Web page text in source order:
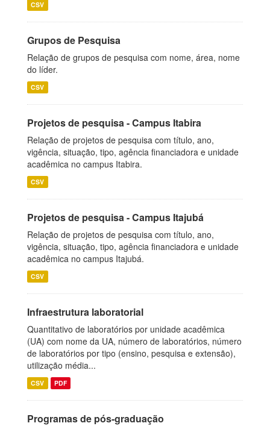
CSV
Grupos de Pesquisa
Relação de grupos de pesquisa com nome, área, nome
do líder.
CSV
Projetos de pesquisa - Campus Itabira
Relação de projetos de pesquisa com título, ano,
vigência, situação, tipo, agência financiadora e unidade
acadêmica no campus Itabira.
CSV
Projetos de pesquisa - Campus Itajubá
Relação de projetos de pesquisa com título, ano,
vigência, situação, tipo, agência financiadora e unidade
acadêmica no campus Itajubá.
CSV
Infraestrutura laboratorial
Quantitativo de laboratórios por unidade acadêmica
(UA) com nome da UA, número de laboratórios, número
de laboratórios por tipo (ensino, pesquisa e extensão),
utilização média...
CSV PDF
Programas de pós-graduação